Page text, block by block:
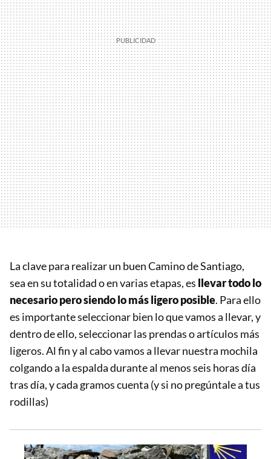
La clave para realizar un buen Camino de Santiago,
sea en su totalidad o en varias etapas, es llevar todo lo
necesario pero siendo lo más ligero posible. Para ello
es importante seleccionar bien lo que vamos a llevar, y
dentro de ello, seleccionar las prendas o artículos más
ligeros. Al fin y al cabo vamos a llevar nuestra mochila
colgando a la espalda durante al menos seis horas día
tras día, y cada gramos cuenta (y si no pregúntale a tus
rodillas)